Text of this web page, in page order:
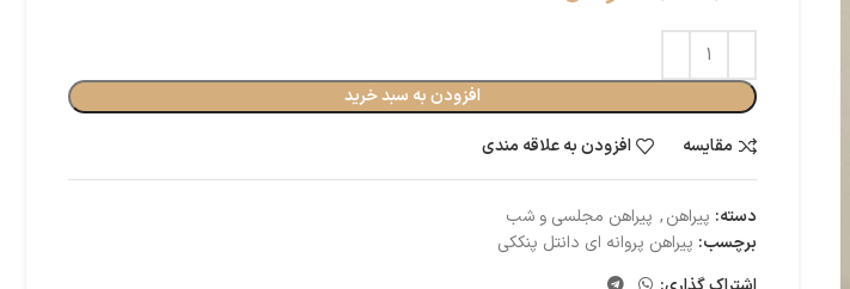
افزودن به سبد خرید
مقایسه
افزودن به علاقه مندی
دسته: پیراهن, پیراهن مجلسی و شب
برچسب: پیراهن پروانه ای دانتل پنککی